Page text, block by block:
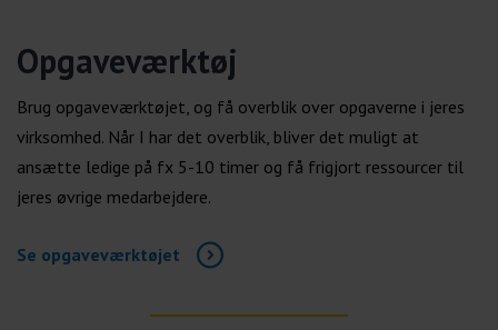
Opgaveværktøj
Brug opgaveværktøjet, og få overblik over opgaverne i jeres
virksomhed. Når I har det overblik, bliver det muligt at
ansætte ledige på fx 5-10 timer og få frigjort ressourcer til
jeres øvrige medarbejdere.
Se opgaveværktøjet